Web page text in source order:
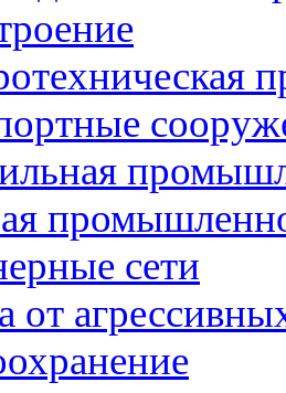
сети
от